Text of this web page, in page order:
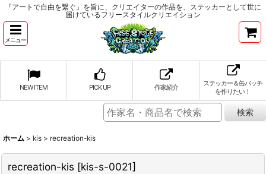
『アートで自由を繋ぐ』を旨に、クリエイターの作品を、ステッカーとして世に
届けているフリースタイルクリエイション
メニュー
NEW ITEM PICK UP 作家紹介
ステッカー＆缶バッチ
を作りたい！
ホーム > kis > recreation-kis
recreation-kis [kis-s-0021]